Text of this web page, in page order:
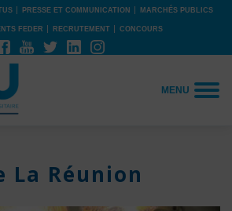
PRESSE ET COMMUNICATION MARCHÉS PUBLICS
FEDER RECRUTEMENT CONCOURS
MENU
La Réunion